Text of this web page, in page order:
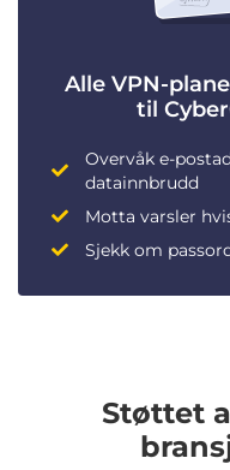
Alle VPN-
til
Overvåk e-
datainnbrudd
Motta varsler
Sjekk om
Støttet